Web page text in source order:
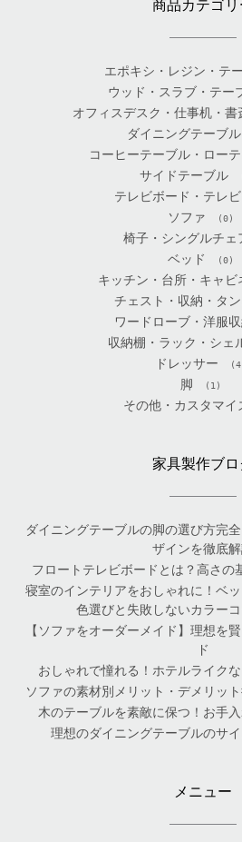
商品カテゴリ
エポキシ・レジン・テ
ウッド・スラブ・テー
オフィスデスク・仕事机・書
ダイニングテーブル
コーヒーテーブル・ロー
サイドテーブル
テレビボード・テレ
ソファ (0)
椅子・シングルチェ
ベッド (0)
キッチン・台所・キャビ
チェスト・収納・タン
ワードローブ・洋服
収納棚・ラック・シェ
ドレッサー
脚 (1)
その他・カスタマイ
家具製作ブ
ダイニングテーブルの脚の選び方完
ザインを徹底解
フロートテレビボードとは？高さの
寝室のインテリアをおしゃれに！ベ
色選びと失敗しないカラー
【ソファをオーダーメイド】理想を
ド
おしゃれで憧れる！ホテルライク
ソファの素材別メリット・デメリッ
木のテーブルを素敵に保つ！お手
理想のダイニングテーブルのサ
メニュー